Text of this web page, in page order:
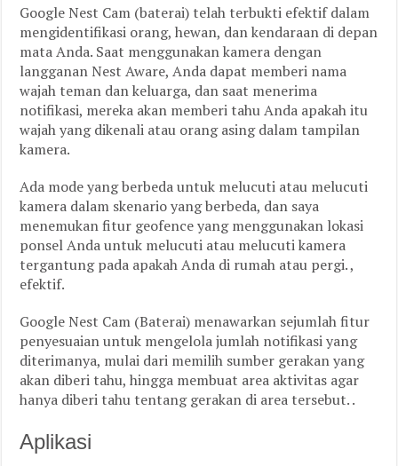
Google Nest Cam (baterai) telah terbukti efektif dalam
mengidentifikasi orang, hewan, dan kendaraan di depan
mata Anda. Saat menggunakan kamera dengan
langganan Nest Aware, Anda dapat memberi nama
wajah teman dan keluarga, dan saat menerima
notifikasi, mereka akan memberi tahu Anda apakah itu
wajah yang dikenali atau orang asing dalam tampilan
kamera.
Ada mode yang berbeda untuk melucuti atau melucuti
kamera dalam skenario yang berbeda, dan saya
menemukan fitur geofence yang menggunakan lokasi
ponsel Anda untuk melucuti atau melucuti kamera
tergantung pada apakah Anda di rumah atau pergi. ,
efektif.
Google Nest Cam (Baterai) menawarkan sejumlah fitur
penyesuaian untuk mengelola jumlah notifikasi yang
diterimanya, mulai dari memilih sumber gerakan yang
akan diberi tahu, hingga membuat area aktivitas agar
hanya diberi tahu tentang gerakan di area tersebut. .
Aplikasi